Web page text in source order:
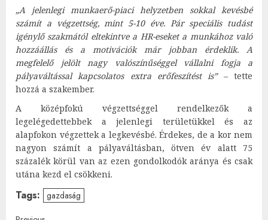
„A jelenlegi munkaerő-piaci helyzetben sokkal kevésbé
számít a végzettség, mint 5-10 éve. Pár speciális tudást
igénylő szakmától eltekintve a HR-eseket a munkához való
hozzáállás és a motivációk már jobban érdeklik. A
megfelelő jelölt nagy valószínűséggel vállalni fogja a
pályaváltással kapcsolatos extra erőfeszítést is” – tette
hozzá a szakember.
A középfokú végzettséggel rendelkezők a
legelégedettebbek a jelenlegi területükkel és az
alapfokon végzettek a legkevésbé. Érdekes, de a kor nem
nagyon számít a pályaváltásban, ötven év alatt 75
százalék körül van az ezen gondolkodók aránya és csak
utána kezd el csökkeni.
Tags: gazdaság